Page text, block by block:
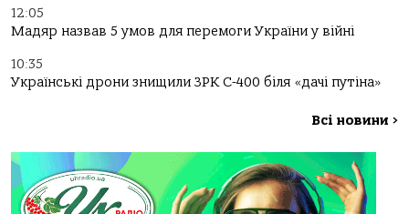
12:05
Мадяр назвав 5 умов для перемоги України у війні
10:35
Українські дрони знищили ЗРК С-400 біля «дачі путіна»
Всі новини >